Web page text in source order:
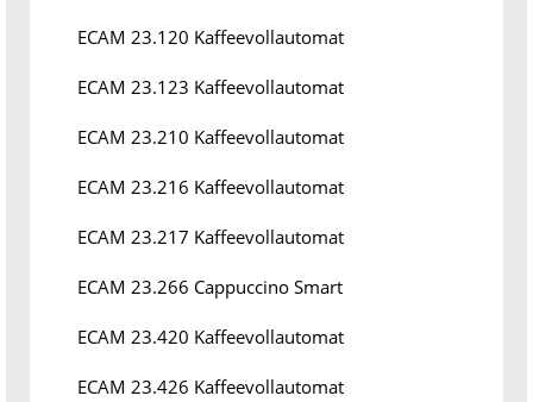
ECAM 23.120 Kaffeevollautomat
ECAM 23.123 Kaffeevollautomat
ECAM 23.210 Kaffeevollautomat
ECAM 23.216 Kaffeevollautomat
ECAM 23.217 Kaffeevollautomat
ECAM 23.266 Cappuccino Smart
ECAM 23.420 Kaffeevollautomat
ECAM 23.426 Kaffeevollautomat